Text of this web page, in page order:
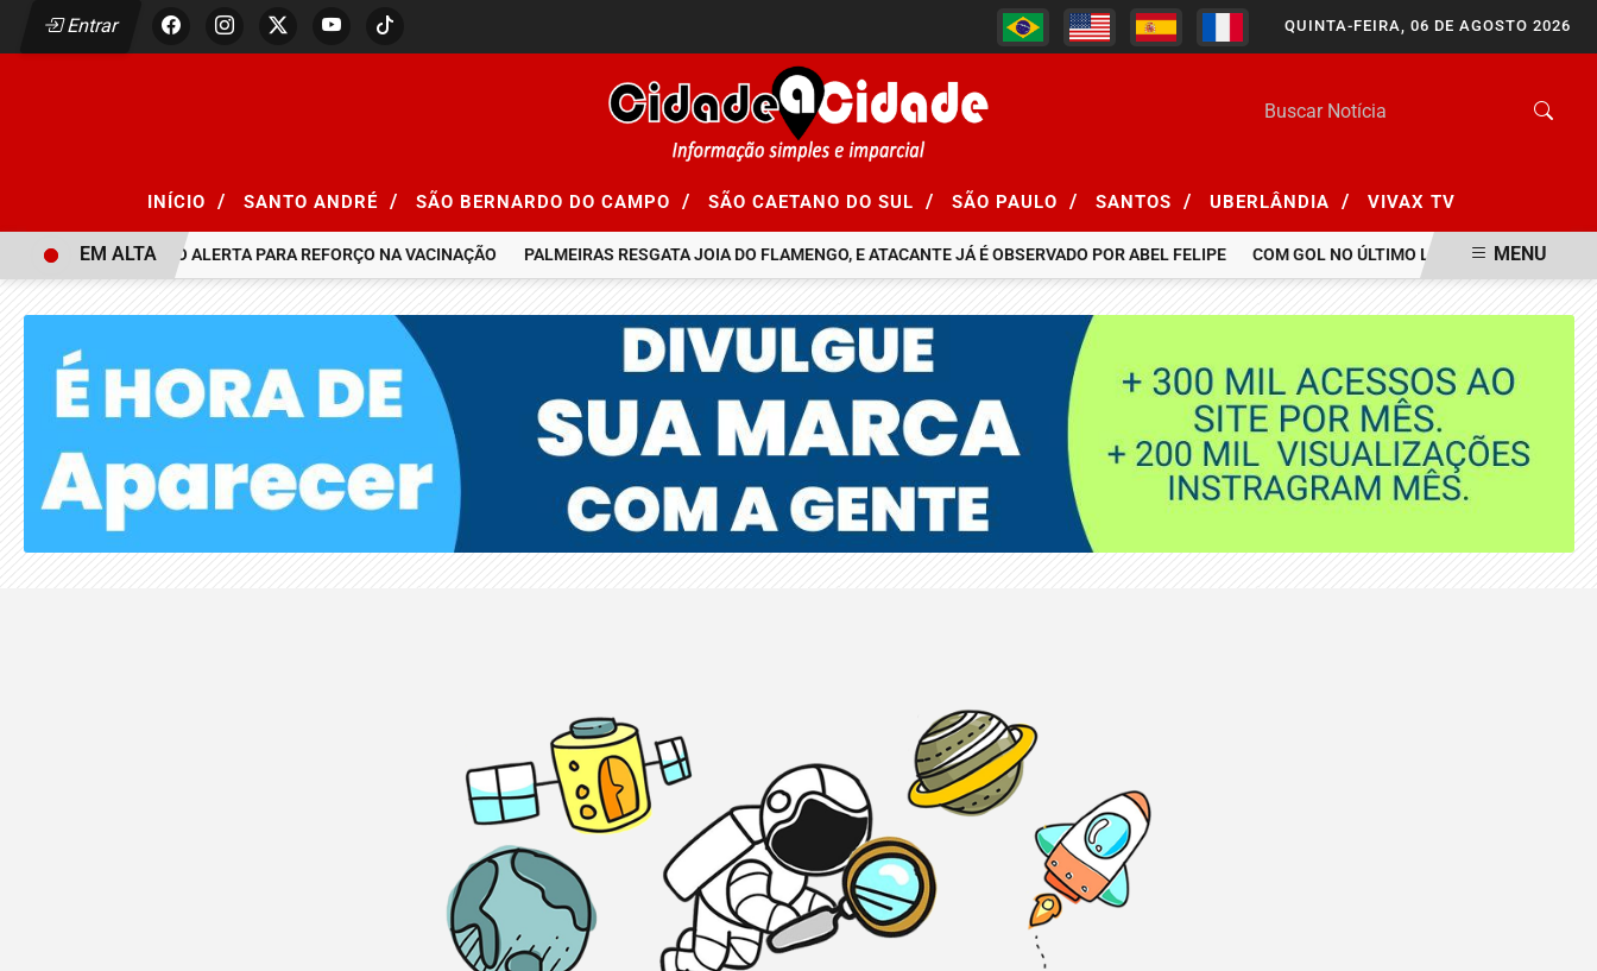
Entrar QUINTA-FEIRA, 06 DE AGOSTO 2026
INÍCIO / SANTO ANDRÉ / SÃO BERNARDO DO CAMPO / SÃO CAETANO DO SUL / SÃO PAULO / SANTOS / UBERLÂNDIA / VIVAX TV
SÃO PAULO ALERTA PARA REFORÇO NA VACINAÇÃO PALMEIRAS RESGATA JOIA DO FLAMENGO, E ATACANTE JÁ É OBSERVADO POR ABEL FELIPE COM GOL NO ÚLTIMO LANCE, BOTAFOGO
EM ALTA MENU